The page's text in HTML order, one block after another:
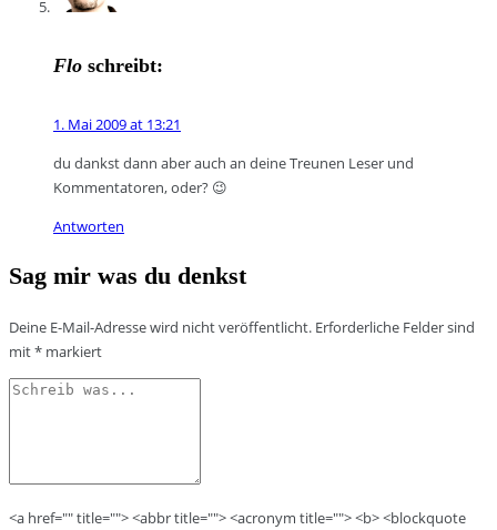
Flo schreibt:
1. Mai 2009 at 13:21
du dankst dann aber auch an deine Treunen Leser und
Kommentatoren, oder? 😉
Antworten
Sag mir was du denkst
Deine E-Mail-Adresse wird nicht veröffentlicht. Erforderliche Felder sind
mit* markiert
<a href="" title=""> <abbr title=""> <acronym title=""> <b> <blockquote